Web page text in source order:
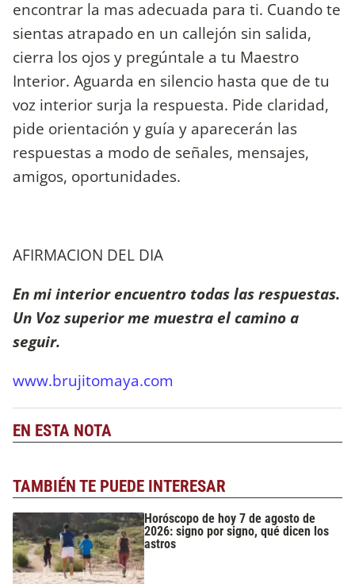
encontrar la mas adecuada para ti. Cuando te
sientas atrapado en un callejón sin salida,
cierra los ojos y pregúntale a tu Maestro
Interior. Aguarda en silencio hasta que de tu
voz interior surja la respuesta. Pide claridad,
pide orientación y guía y aparecerán las
respuestas a modo de señales, mensajes,
amigos, oportunidades.
AFIRMACION DEL DIA
En mi interior encuentro todas las respuestas.
Un Voz superior me muestra el camino a
seguir.
www.brujitomaya.com
EN ESTA NOTA
TAMBIÉN TE PUEDE INTERESAR
Horóscopo de hoy 7 de agosto de
2026: signo por signo, qué dicen los
astros